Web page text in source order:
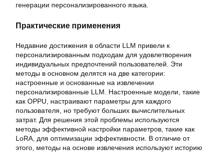
генерации персонализированного языка.
Практические применения
Недавние достижения в области LLM привели к
персонализированным подходам для удовлетворения
индивидуальных предпочтений пользователей. Эти
методы в основном делятся на две категории:
настроенные и основанные на извлечении
персонализированные LLM. Настроенные модели, такие
как OPPU, настраивают параметры для каждого
пользователя, но требуют больших вычислительных
затрат. Для решения этой проблемы используются
методы эффективной настройки параметров, такие как
LoRA, для оптимизации эффективности. В отличие от
этого, методы на основе извлечения используют историю